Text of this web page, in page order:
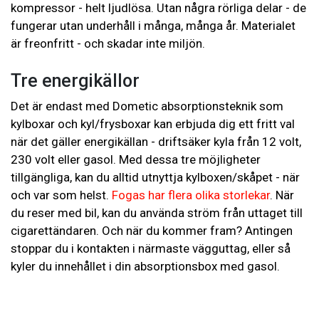
kompressor - helt ljudlösa. Utan några rörliga delar - de
fungerar utan underhåll i många, många år. Materialet
är freonfritt - och skadar inte miljön.
Tre energikällor
Det är endast med Dometic absorptionsteknik som
kylboxar och kyl/frysboxar kan erbjuda dig ett fritt val
när det gäller energikällan - driftsäker kyla från 12 volt,
230 volt eller gasol. Med dessa tre möjligheter
tillgängliga, kan du alltid utnyttja kylboxen/skåpet - när
och var som helst. Fogas har flera olika storlekar. När
du reser med bil, kan du använda ström från uttaget till
cigarettändaren. Och när du kommer fram? Antingen
stoppar du i kontakten i närmaste vägguttag, eller så
kyler du innehållet i din absorptionsbox med gasol.